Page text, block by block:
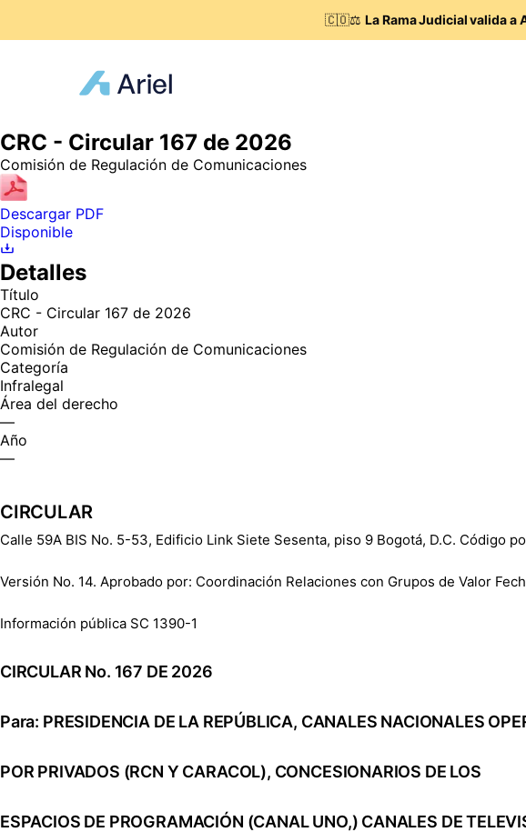
🇨🇴⚖️La Rama Judicial valida a
CRC - Circular 167 de 2026
Comisión de Regulación de Comunicaciones
Descargar PDF
Disponible
Detalles
Título
CRC - Circular 167 de 2026
Autor
Comisión de Regulación de Comunicaciones
Categoría
Infralegal
Área del derecho
—
Año
—
CIRCULAR
Calle 59A BIS No. 5-53, Edificio Link Siete Sesenta, piso 9 Bogotá, D.C. Código
Versión No. 14. Aprobado por: Coordinación Relaciones con Grupos de Valor
Información pública SC 1390-1
CIRCULAR No. 167 DE 2026
Para: PRESIDENCIA DE LA REPÚBLICA, CANALES NACIONALES
POR PRIVADOS (RCN Y CARACOL), CONCESIONARIOS DE LOS
ESPACIOS DE PROGRAMACIÓN (CANAL UNO,) CANALES DE